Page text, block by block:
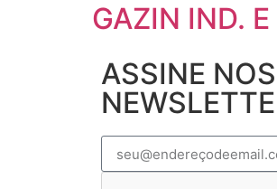
GAZIN IND.
ASSINE